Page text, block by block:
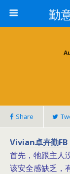
勤
Share
Vivian卓卉勤FB
首先，牠跟主人
该安全感缺乏，